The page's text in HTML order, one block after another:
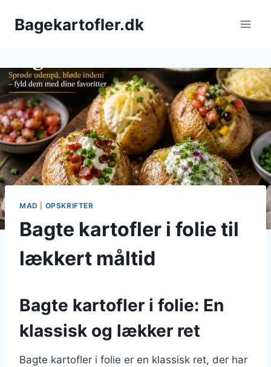
Bagekartofler.dk
MAD OPSKRIFTER
Bagte kartofler i folie til
lækkert måltid
Bagte kartofler i folie: En
klassisk og lækker ret
Bagte kartofler i folie er en klassisk ret, der har